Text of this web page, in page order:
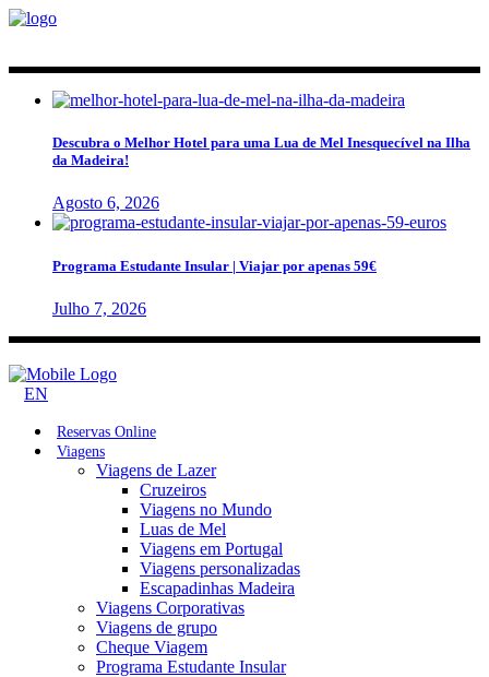
Descubra o Melhor Hotel para uma Lua de Mel Inesquecível na Ilha
da Madeira!
Agosto 6, 2026
Programa Estudante Insular | Viajar por apenas 59€
Julho 7, 2026
EN
Reservas Online
Viagens
Viagens de Lazer
Cruzeiros
Viagens no Mundo
Luas de Mel
Viagens em Portugal
Viagens personalizadas
Escapadinhas Madeira
Viagens Corporativas
Viagens de grupo
Cheque Viagem
Programa Estudante Insular